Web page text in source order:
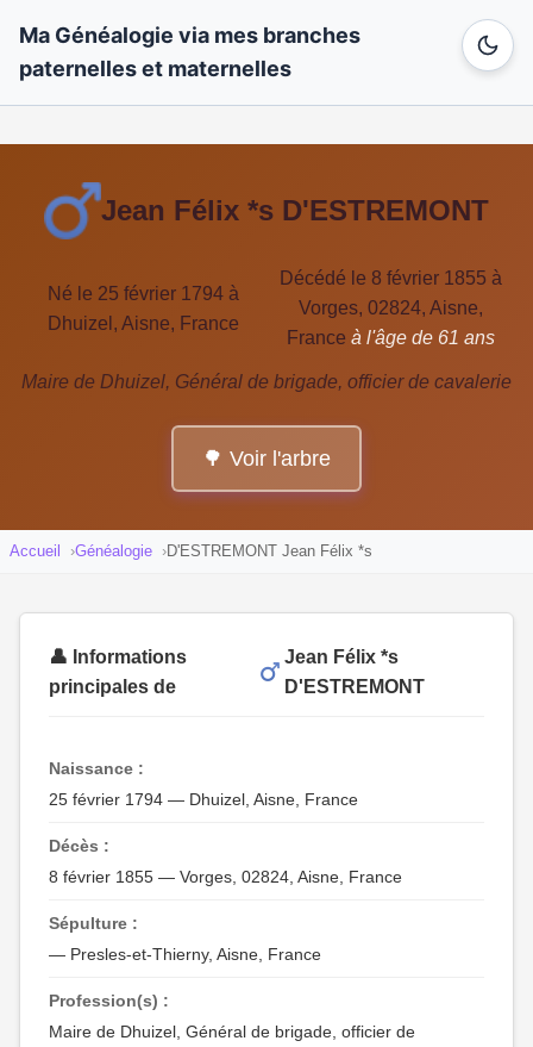
Ma Généalogie via mes branches
paternelles et maternelles
Jean Félix *s D'ESTREMONT
Né le 25 février 1794 à
Dhuizel, Aisne, France
Décédé le 8 février 1855 à
Vorges, 02824, Aisne,
France à l'âge de 61 ans
Maire de Dhuizel, Général de brigade, officier de cavalerie
🌳 Voir l'arbre
Accueil Généalogie D'ESTREMONT Jean Félix *s
👤 Informations
principales de
Jean Félix *s
D'ESTREMONT
Naissance :
25 février 1794 — Dhuizel, Aisne, France
Décès :
8 février 1855 — Vorges, 02824, Aisne, France
Sépulture :
— Presles-et-Thierny, Aisne, France
Profession(s) :
Maire de Dhuizel, Général de brigade, officier de